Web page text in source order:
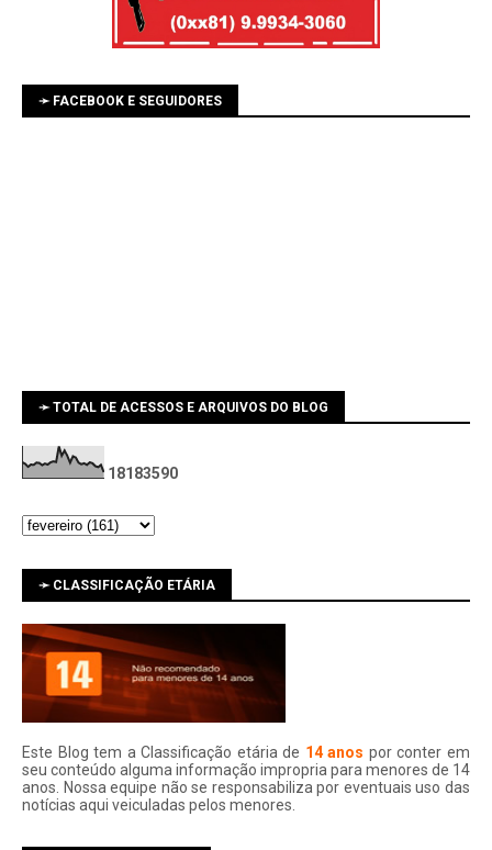
➛ FACEBOOK E SEGUIDORES
➛ TOTAL DE ACESSOS E ARQUIVOS DO BLOG
1 81 83590
➛ CLASSIFICAÇÃO ETÁRIA
Este Blog tem a Classificação etária de 14 anos por conter em
seu conteúdo alguma informação impropria para menores de 14
anos. Nossa equipe não se responsabiliza por eventuais uso das
notí­cias aqui veiculadas pelos menores.